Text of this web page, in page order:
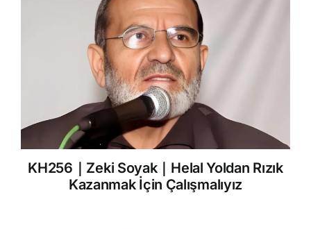
KH256｜Zeki Soyak｜Helal Yoldan Rızık
Kazanmak İçin Çalışmalıyız